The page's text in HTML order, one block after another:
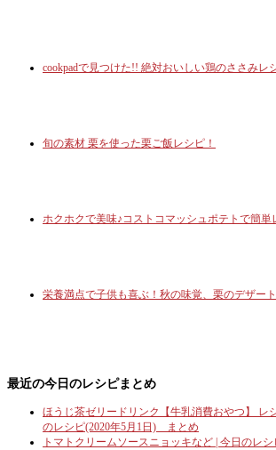
cookpadで見つけた!! 絶対おいしい鶏のささみレ
旬の素材 栗を使った栗ご飯レシピ！
ホクホクで美味♪コストコマッシュポテトで簡単
栄養満点で子供も喜ぶ！秋の味覚、栗のデザー
最近の今日のレシピまとめ
ほうじ茶ゼリードリンク【牛乳消費おやつ】 レ
のレシピ(2020年5月1日) まとめ
トマトクリームソースニョッキなど | 今日のレ